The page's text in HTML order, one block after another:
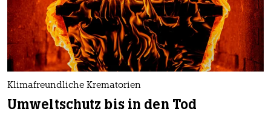
Klimafreundliche Krematorien
Umweltschutz bis in den Tod